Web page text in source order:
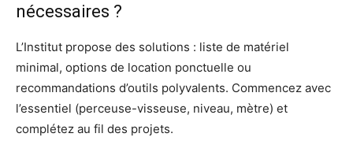
nécessaires ?
L’Institut propose des solutions : liste de matériel
minimal, options de location ponctuelle ou
recommandations d’outils polyvalents. Commencez avec
l’essentiel (perceuse-visseuse, niveau, mètre) et
complétez au fil des projets.